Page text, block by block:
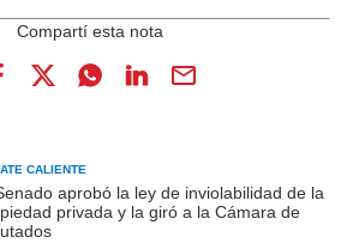
CALIENTE
aprobó la ley de inviolabilidad de la
privada y la giró a la Cámara de